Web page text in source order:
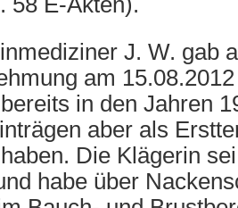
J. W. gab
am
in den Jahren
aber als
Die Klägerin
habe über